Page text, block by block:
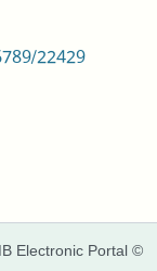
22429
Electronic Portal ©